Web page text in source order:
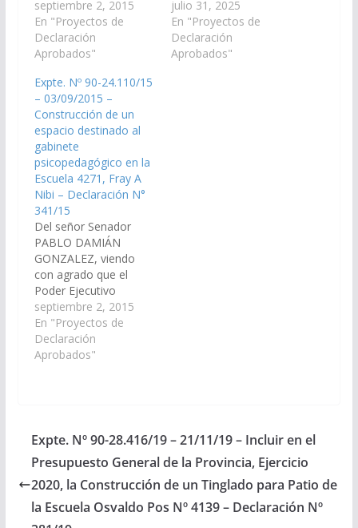
Provincial, incluya en el
Proyecto de
Presupuesto General
de la Provincia -
Partidas
Presupuestarias
necesarias para el
costo que demande la
Construcción de un
tinglado en el patio en
la Escuela 4271, Fray
A…
septiembre 2, 2015
En "Proyectos de
Declaración
Aprobados"
Ministerio de
Educacíon, Cultura,
Ciencia y Tecnología y
del Ministerio de
julio 31, 2025
En "Proyectos de
Declaración
Aprobados"
Expte. Nº 90-24.110/15
– 03/09/2015 –
Construcción de un
espacio destinado al
gabinete
psicopedagógico en la
Escuela 4271, Fray A
Nibi – Declaración N°
341/15
Del señor Senador
PABLO DAMIÁN
GONZALEZ, viendo
con agrado que el
Poder Ejecutivo
Provincial, incluya en el
Proyecto de
Presupuesto General
de la Provincia -
costo que demande la
Construcción de un
espacio destinado al
gabinete
psicopedagógico en la
Escuela 4271, Fray…
septiembre 2, 2015
En "Proyectos de
Declaración
Aprobados"
Expte. Nº 90-28.416/19 – 21/11/19 – Incluir en el
Presupuesto General de la Provincia, Ejercicio
2020, la Construcción de un Tinglado para Patio de
la Escuela Osvaldo Pos Nº 4139 – Declaración Nº